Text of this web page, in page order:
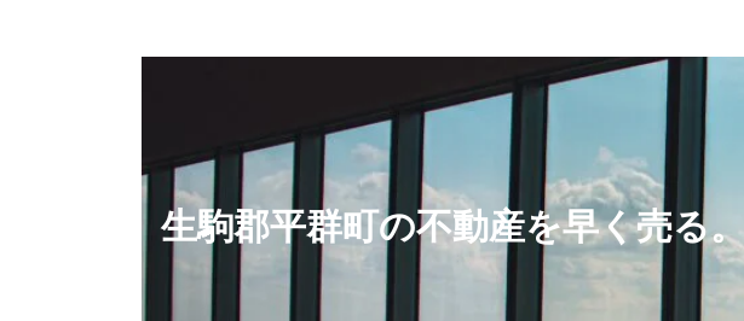
生駒郡平群町の不動産を早く売る。